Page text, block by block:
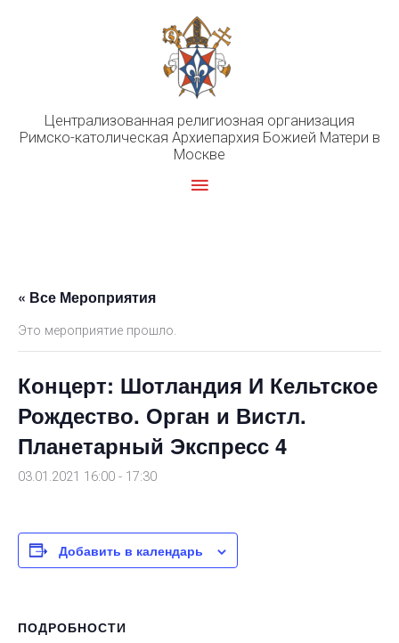
Централизованная религиозная организация
Римско-католическая Архиепархия Божией Матери в
Москве
Главное
« Все Мероприятия
Это мероприятие прошло.
Концерт: Шотландия И Кельтское
Рождество. Орган и Вистл.
Планетарный Экспресс 4
03.01.2021 16:00 - 17:30
Добавить в календарь
ПОДРОБНОСТИ